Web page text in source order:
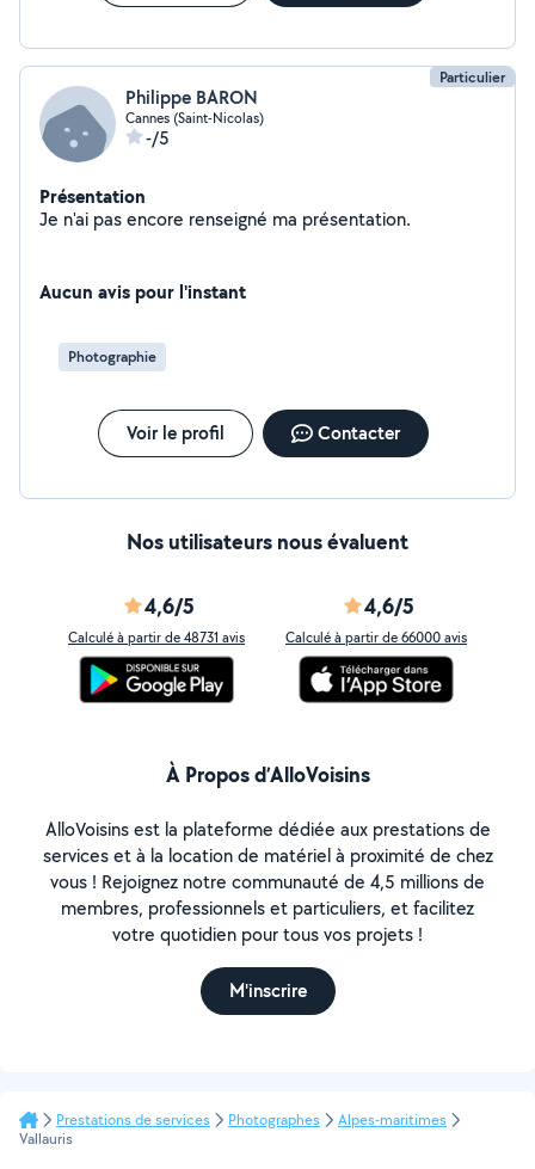
Particulier
Philippe BARON
Cannes (Saint-Nicolas)
-/5
Présentation
Je n'ai pas encore renseigné ma présentation.
Aucun avis pour l'instant
Photographie
Voir le profil Contacter
Nos utilisateurs nous évaluent
4,6/5
Calculé à partir de 48731 avis
4,6/5
Calculé à partir de 66000 avis
À Propos d’AlloVoisins
AlloVoisins est la plateforme dédiée aux prestations de
services et à la location de matériel à proximité de chez
vous ! Rejoignez notre communauté de 4,5 millions de
membres, professionnels et particuliers, et facilitez
votre quotidien pour tous vos projets !
M'inscrire
Prestations de services Photographes
Alpes-maritimes
Vallauris